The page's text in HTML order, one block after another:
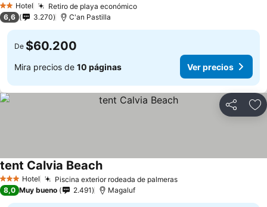
2 Estrellas
Hotel Retiro de playa económicoVer precios
6,6 3.270 C'an Pastilla
De $60.200
Mira precios de 10 páginas Ver precios
Compartir
3 Estrellas
Hotel Piscina exterior rodeada de palmerasVer precios
tent Calvia BeachVer precios
8,0 Muy bueno 2.491 Magaluf